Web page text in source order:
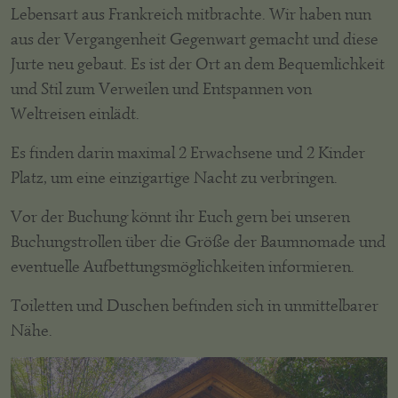
Lebensart aus Frankreich mitbrachte. Wir haben nun
aus der Vergangenheit Gegenwart gemacht und diese
Jurte neu gebaut. Es ist der Ort an dem Bequemlichkeit
und Stil zum Verweilen und Entspannen von
Weltreisen einlädt.
Es finden darin maximal 2 Erwachsene und 2 Kinder
Platz, um eine einzigartige Nacht zu verbringen.
Vor der Buchung könnt ihr Euch gern bei unseren
Buchungstrollen über die Größe der Baumnomade und
eventuelle Aufbettungsmöglichkeiten informieren.
Toiletten und Duschen befinden sich in unmittelbarer
Nähe.